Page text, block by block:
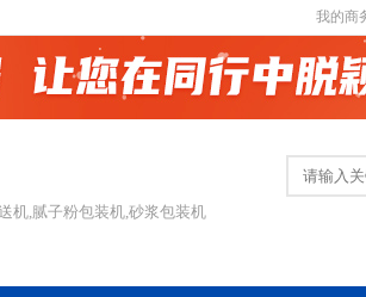
我的商
机,腻子粉包装机,砂浆包装机